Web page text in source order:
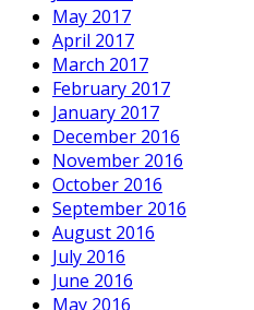
May 2017
April 2017
March 2017
February 2017
January 2017
December 2016
November 2016
October 2016
September 2016
August 2016
July 2016
June 2016
May 2016